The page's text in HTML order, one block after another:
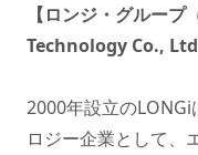
【ロンジ・グルー
Technology Co., Ltd.
2000年設立のLONGi
ロジー企業として、